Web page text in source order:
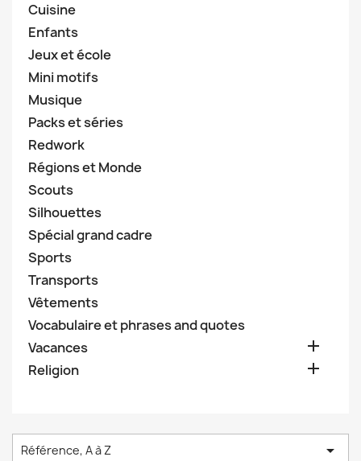
Cuisine
Enfants
Jeux et école
Mini motifs
Musique
Packs et séries
Redwork
Régions et Monde
Scouts
Silhouettes
Spécial grand cadre
Sports
Transports
Vêtements
Vocabulaire et phrases and quotes
Vacances

Religion 
Référence, A à Z 